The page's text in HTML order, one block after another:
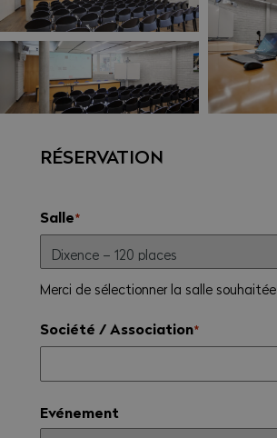
RÉSERVATION
Salle*
Merci de sélectionner la salle souhaitée
Société / Association*
Evénement